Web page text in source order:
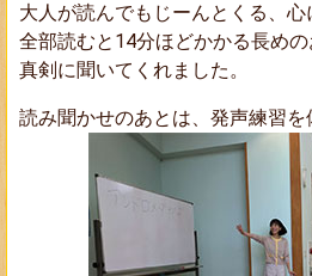
大人が読んでもじーんとくる、心
全部読むと14分ほどかかる長め
真剣に聞いてくれました。
読み聞かせのあとは、発声練習を